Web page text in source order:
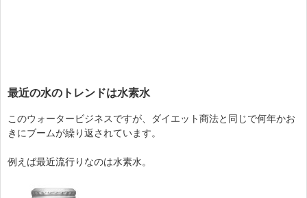
最近の水のトレンドは水素水
このウォータービジネスですが、ダイエット商法と同じで何年かお
きにブームが繰り返されています。
例えば最近流行りなのは水素水。